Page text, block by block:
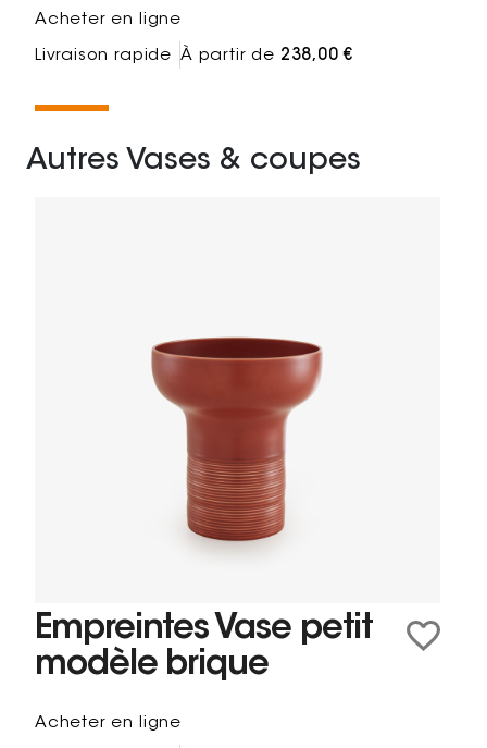
Acheter en ligne
Livraison rapide À partir de 238,00 €
Autres Vases & coupes
Empreintes Vase petit
modèle brique
Acheter en ligne